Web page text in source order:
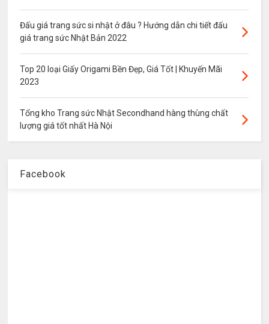
Đấu giá trang sức si nhật ở đâu ? Hướng dẫn chi tiết đấu
giá trang sức Nhật Bản 2022
Top 20 loại Giấy Origami Bền Đẹp, Giá Tốt | Khuyến Mãi
2023
Tổng kho Trang sức Nhật Secondhand hàng thùng chất
lượng giá tốt nhất Hà Nội
Facebook